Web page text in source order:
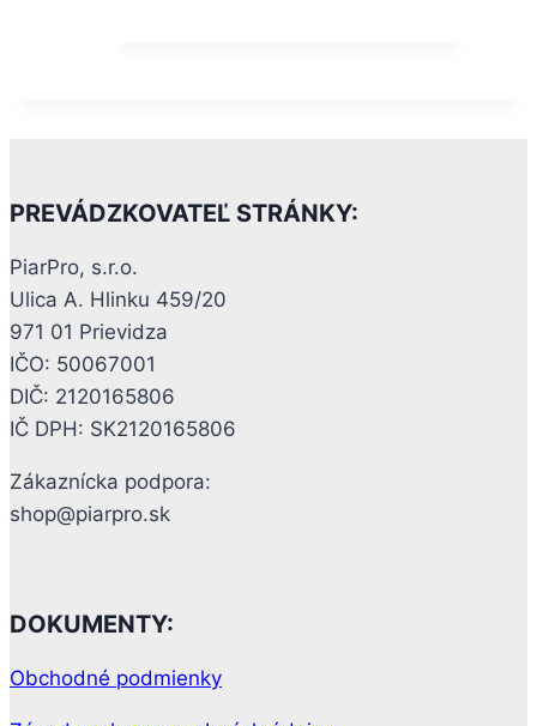
PREVÁDZKOVATEĽ STRÁNKY:
PiarPro, s.r.o.
Ulica A. Hlinku 459/20
971 01 Prievidza
IČO: 50067001
DIČ: 2120165806
IČ DPH: SK2120165806
Zákaznícka podpora:
shop@piarpro.sk
DOKUMENTY:
Obchodné podmienky